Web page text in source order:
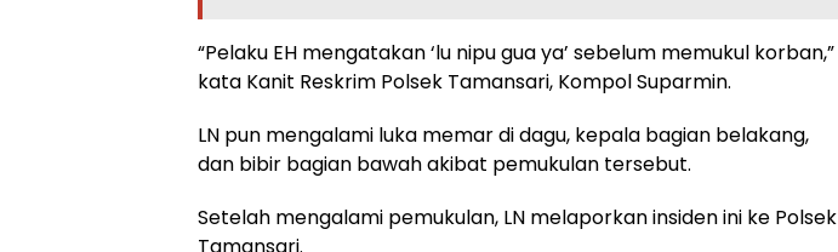
“Pelaku EH mengatakan ‘lu nipu gua ya’ sebelum memukul korban,”
kata Kanit Reskrim Polsek Tamansari, Kompol Suparmin.
LN pun mengalami luka memar di dagu, kepala bagian belakang,
dan bibir bagian bawah akibat pemukulan tersebut.
Setelah mengalami pemukulan, LN melaporkan insiden ini ke Polsek